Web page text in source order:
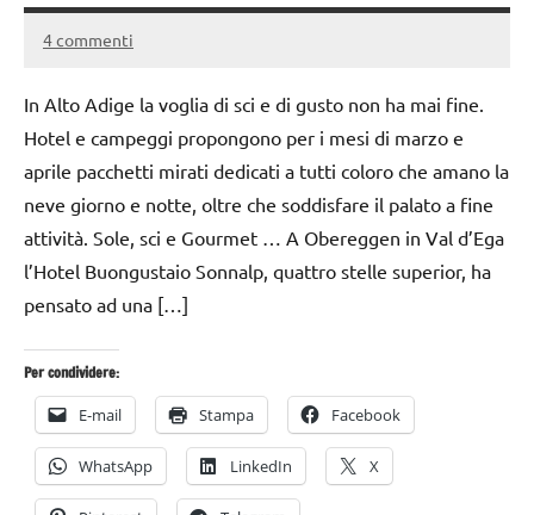
10
2016
Andrea
4 commenti
In Alto Adige la voglia di sci e di gusto non ha mai fine.
Hotel e campeggi propongono per i mesi di marzo e
aprile pacchetti mirati dedicati a tutti coloro che amano la
neve giorno e notte, oltre che soddisfare il palato a fine
attività. Sole, sci e Gourmet … A Obereggen in Val d’Ega
l’Hotel Buongustaio Sonnalp, quattro stelle superior, ha
pensato ad una […]
Per condividere:
E-mail Stampa Facebook
WhatsApp LinkedIn X